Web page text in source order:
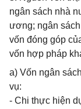
ngân sách nhà
ương; ngân
vốn đóng góp
vốn hợp pháp
a) Vốn ngân
vụ:
- Chi thực hiện